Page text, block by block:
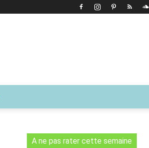
A ne pas rater cette semaine